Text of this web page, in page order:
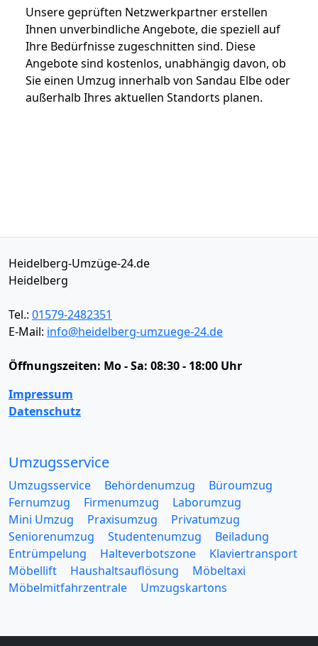
Unsere geprüften Netzwerkpartner erstellen
Ihnen unverbindliche Angebote, die speziell auf
Ihre Bedürfnisse zugeschnitten sind. Diese
Angebote sind kostenlos, unabhängig davon, ob
Sie einen Umzug innerhalb von Sandau Elbe oder
außerhalb Ihres aktuellen Standorts planen.
Heidelberg-Umzüge-24.de
Heidelberg
Tel.: 01579-2482351
E-Mail: info@heidelberg-umzuege-24.de
Öffnungszeiten: Mo - Sa: 08:30 - 18:00 Uhr
Impressum
Datenschutz
Umzugsservice
Umzugsservice Behördenumzug
Büroumzug
Fernumzug
Firmenumzug
Laborumzug
Mini Umzug
Praxisumzug
Privatumzug
Seniorenumzug
Studentenumzug
Beiladung
Entrümpelung
Halteverbotszone
Klaviertransport
Möbellift
Haushaltsauflösung
Möbeltaxi
Möbelmitfahrzentrale
Umzugskartons